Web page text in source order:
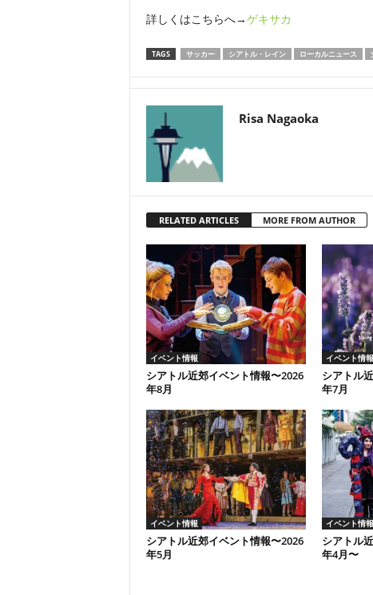
詳しくはこちらへ→ゲキサカ
TAGS サッカー シアトル・レイン ローカルニュース
Risa Nagaoka
RELATED ARTICLES MORE FROM AUTHOR
イベント情報
シアトル近郊イベント情報〜2026
年8月
イベント情報
シアトル
年7月
イベント情報
シアトル近郊イベント情報〜2026
年5月
イベント情報
シアトル
年4月〜